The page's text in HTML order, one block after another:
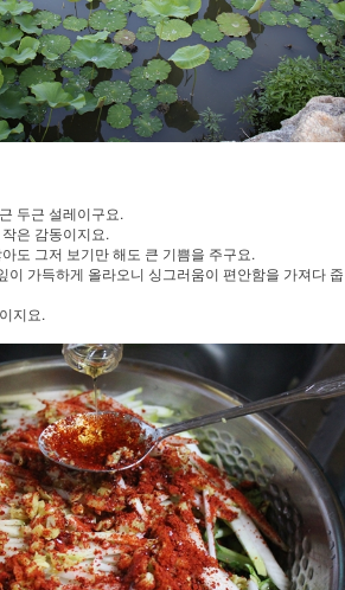
두근 설레이구요.
은 감동이지요.
도 그저 보기만 해도 큰 기쁨을 주구요.
이 가득하게 올라오니 싱그러움이 편안함을 가져다 줍
지요.